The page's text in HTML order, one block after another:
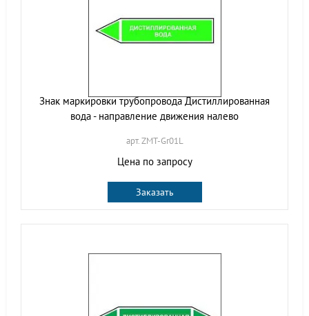
Знак маркировки трубопровода Дистиллированная
вода - направление движения налево
арт. ZMT-Gr01L
Цена по запросу
Заказать